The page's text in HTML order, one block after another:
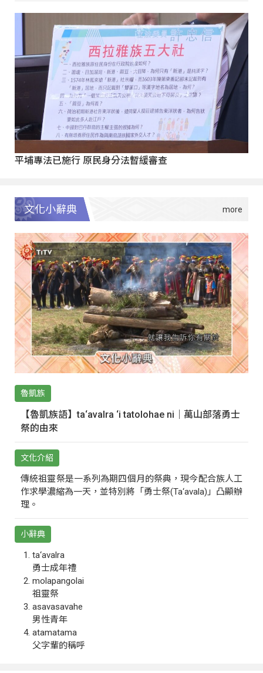
平埔專法已施行 原民身分法暫緩審查
文化小辭典
魯凱族
【魯凱族語】ta‘avalra ‘i tatolohae ni｜萬山部落勇士
祭的由來
文化介紹
傳統祖靈祭是一系列為期四個月的祭典，現今配合族人工
作求學濃縮為一天，並特別將「勇士祭(Ta‘avala)」凸顯辦
理。
小辭典
ta‘avalra
勇士成年禮
molapangolai
祖靈祭
asavasavahe
男性青年
atamatama
父字輩的稱呼